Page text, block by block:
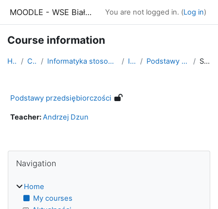
MOODLE - WSE Białystok You are not logged in. (Log in)
Course information
Home Courses Informatyka stosowana - studia niestacjonarne IS rok 2 Podstawy przedsiębiorczości Summary
Podstawy przedsiębiorczości
Teacher:Andrzej Dzun
Blocks
Navigation
Home
My courses